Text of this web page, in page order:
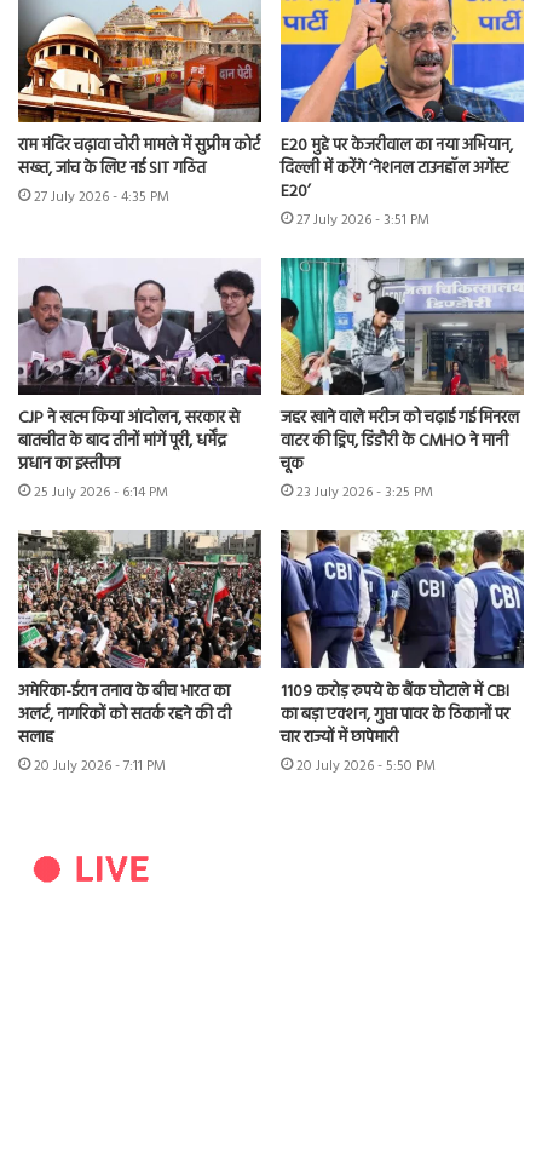
राम मंदिर चढ़ावा चोरी मामले में सुप्रीम कोर्ट
सख्त, जांच के लिए नई SIT गठित
27 July 2026 - 4:35 PM
E20 मुद्दे पर केजरीवाल का नया अभियान,
दिल्ली में करेंगे ‘नेशनल टाउनहॉल अगेंस्ट
E20’
27 July 2026 - 3:51 PM
CJP ने खत्म किया आंदोलन, सरकार से
बातचीत के बाद तीनों मांगें पूरी, धर्मेंद्र
प्रधान का इस्तीफा
25 July 2026 - 6:14 PM
जहर खाने वाले मरीज को चढ़ाई गई मिनरल
वाटर की ड्रिप, डिंडौरी के CMHO ने मानी
चूक
23 July 2026 - 3:25 PM
अमेरिका-ईरान तनाव के बीच भारत का
अलर्ट, नागरिकों को सतर्क रहने की दी
सलाह
20 July 2026 - 7:11 PM
1109 करोड़ रुपये के बैंक घोटाले में CBI
का बड़ा एक्शन, गुप्ता पावर के ठिकानों पर
चार राज्यों में छापेमारी
20 July 2026 - 5:50 PM